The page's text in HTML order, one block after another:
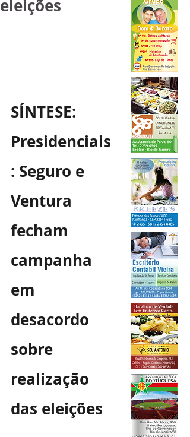
eleições
SÍNTESE:
Presidenciais
: Seguro e
Ventura
fecham
campanha
em
desacordo
sobre
realização
das eleições